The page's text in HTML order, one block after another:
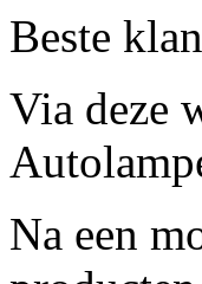
Beste
Via deze
Na een